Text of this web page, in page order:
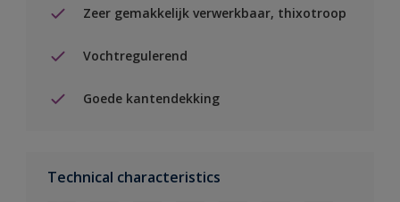
Zeer gemakkelijk verwerkbaar, thixotroop
Vochtregulerend
Goede kantendekking
Technical characteristics